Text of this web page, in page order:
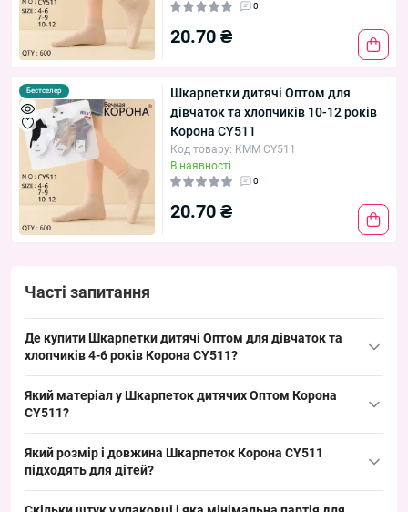
0
20.70 ₴
Бестселер
Шкарпетки дитячі Оптом для
дівчаток та хлопчиків 10-12 років
Корона CY511
Код товару: KMM CY511
В наявності
0
20.70 ₴
Часті запитання
Де купити Шкарпетки дитячі Оптом для дівчаток та
хлопчиків 4-6 років Корона CY511?
років Корона
CY511 можна упаковкою з Одеси 7КМ —
для викладки на ринку чи в дитячому магазині.
Який матеріал у Шкарпеток дитячих Оптом Корона
CY511?
повітропроникність і універсальність моделі, що робить товар
асортименту оптових продажів.
Який розмір і довжина Шкарпеток Корона CY511
підходять для дітей?